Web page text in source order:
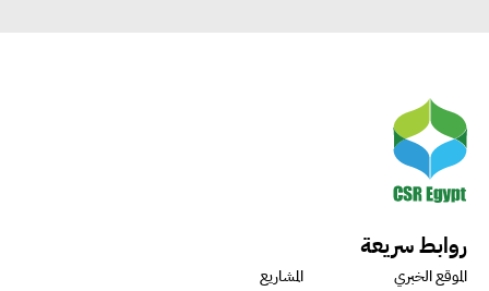
روابط سريعة
الموقع الخبري
المشاريع